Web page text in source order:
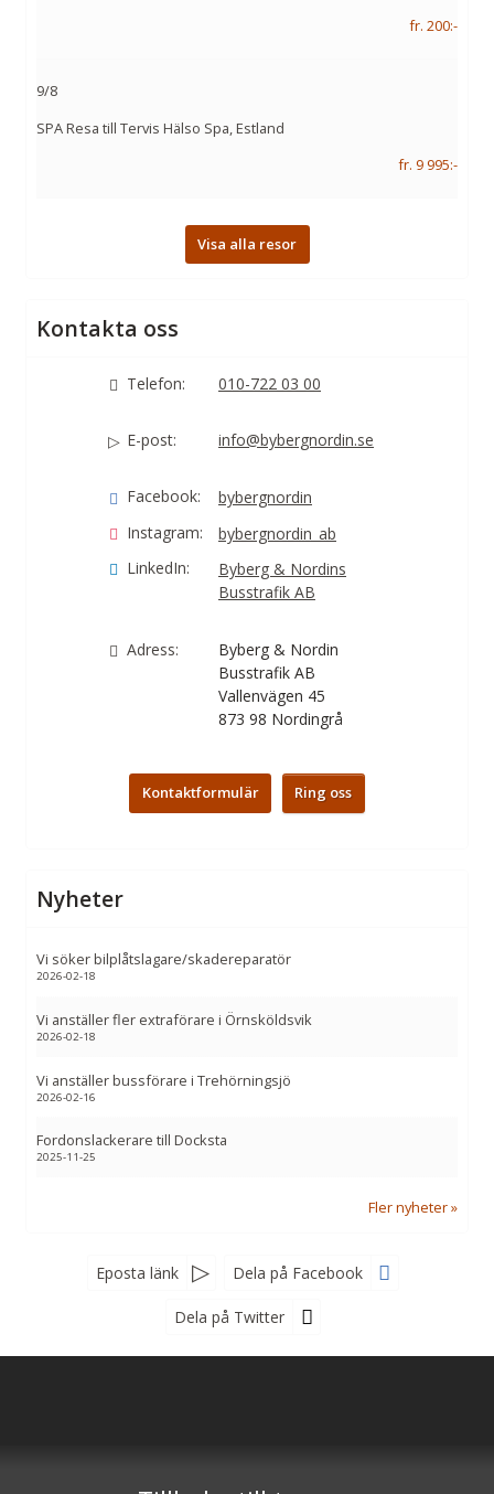
fr. 200:-
9/8
SPA Resa till Tervis Hälso Spa, Estland
fr. 9 995:-
Visa alla resor
Kontakta oss
Telefon: 010-722 03 00
E-post: info@bybergnordin.se
Facebook:
bybergnordin
Instagram:
bybergnordin_ab
LinkedIn:
Byberg & Nordins
Busstrafik AB
Adress:
Byberg & Nordin
Busstrafik AB
Vallenvägen 45
873 98 Nordingrå
Kontaktformulär Ring oss
Nyheter
Vi söker bilplåtslagare/skadereparatör
2026-02-18
Vi anställer fler extraförare i Örnsköldsvik
2026-02-18
Vi anställer bussförare i Trehörningsjö
2026-02-16
Fordonslackerare till Docksta
2025-11-25
Fler nyheter
Eposta länk Dela på Facebook
Dela på Twitter
Följ oss gärna